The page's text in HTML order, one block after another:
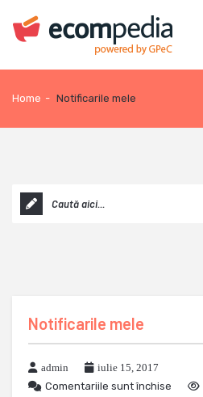
Home - Notificarile mele
Notificarile mele
admin
iulie 15, 2017
Comentariile sunt închise